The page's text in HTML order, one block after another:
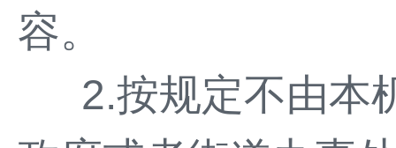
容。
2.按规定不由本